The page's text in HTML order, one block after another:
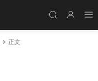
正文